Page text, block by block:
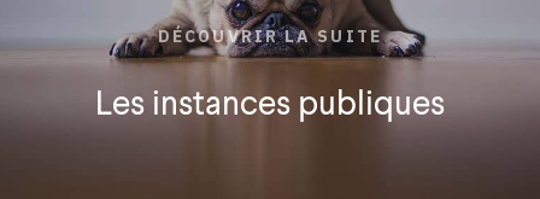
DÉCOUVRIR LA SUITE
Les instances publiques